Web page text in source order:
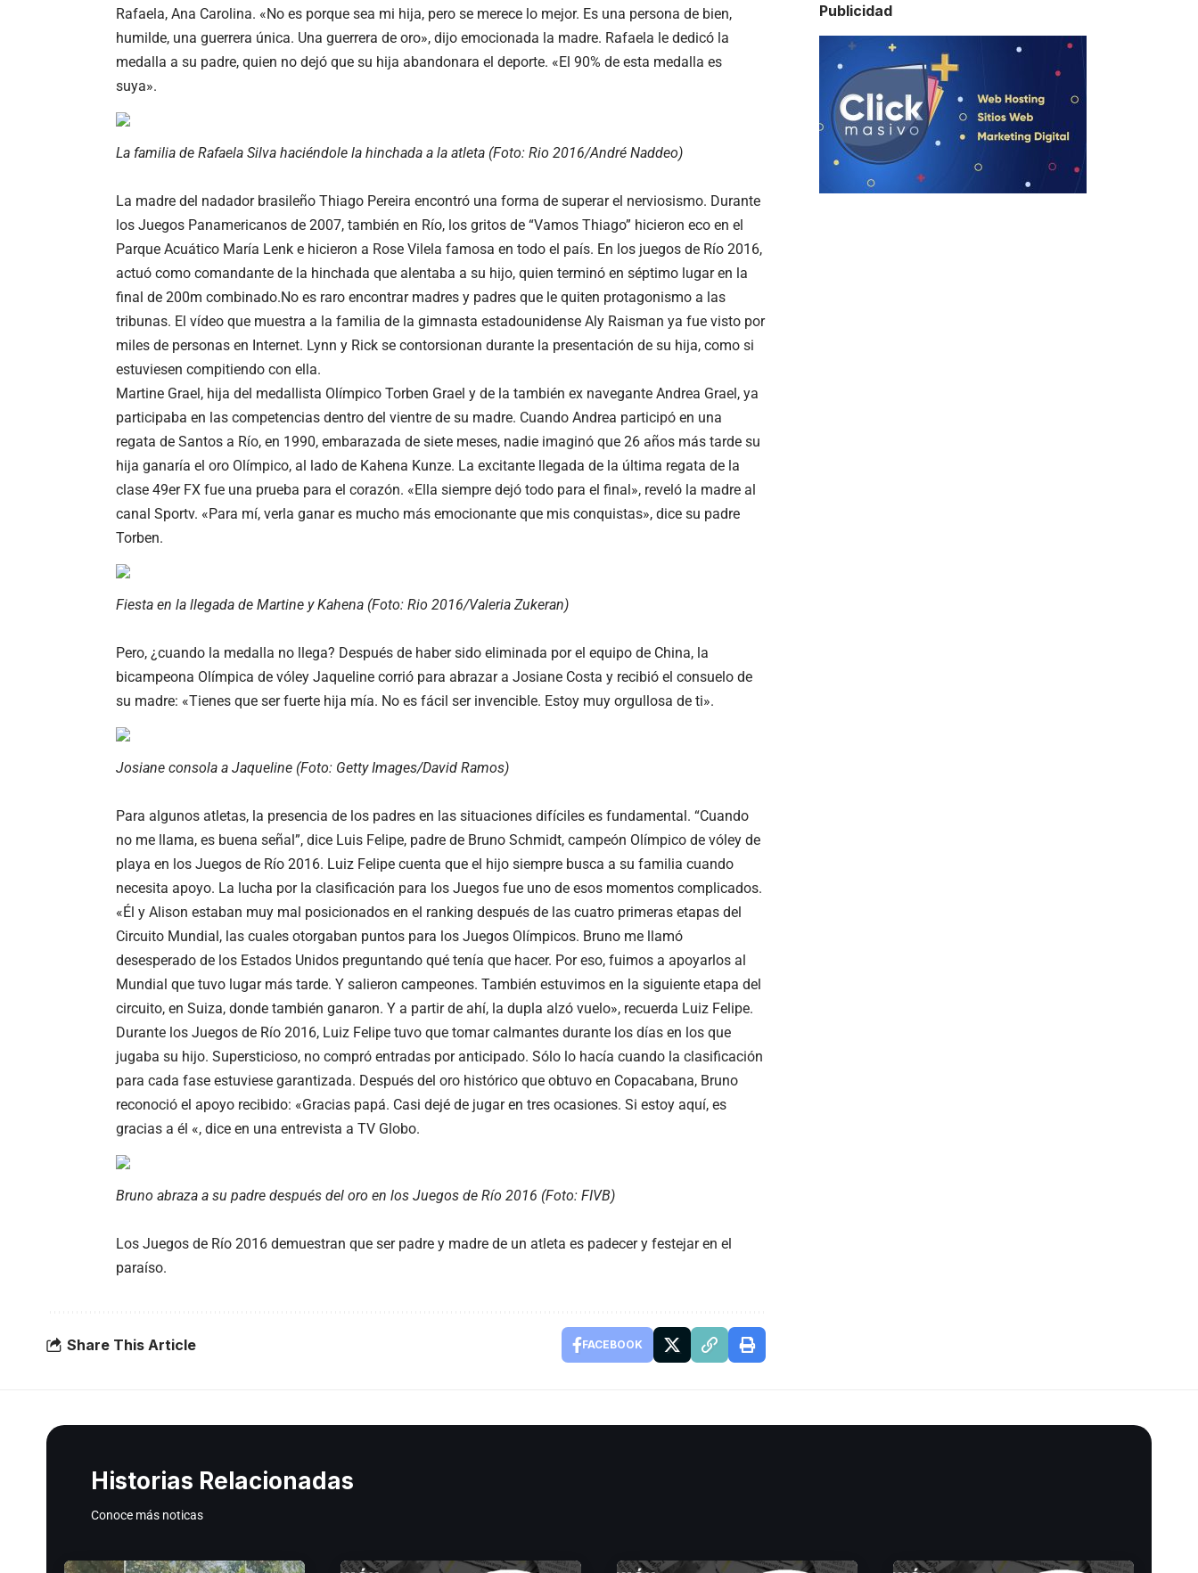
Rafaela, Ana Carolina. «No es porque sea mi hija, pero se merece lo mejor. Es una persona de bien,
humilde, una guerrera única. Una guerrera de oro», dijo emocionada la madre. Rafaela le dedicó la
medalla a su padre, quien no dejó que su hija abandonara el deporte. «El 90% de esta medalla es
suya».
La familia de Rafaela Silva haciéndole la hinchada a la atleta (Foto: Rio 2016/André Naddeo)
La madre del nadador brasileño Thiago Pereira encontró una forma de superar el nerviosismo. Durante
los Juegos Panamericanos de 2007, también en Río, los gritos de “Vamos Thiago” hicieron eco en el
Parque Acuático María Lenk e hicieron a Rose Vilela famosa en todo el país. En los juegos de Río 2016,
actuó como comandante de la hinchada que alentaba a su hijo, quien terminó en séptimo lugar en la
final de 200m combinado.No es raro encontrar madres y padres que le quiten protagonismo a las
tribunas. El vídeo que muestra a la familia de la gimnasta estadounidense Aly Raisman ya fue visto por
miles de personas en Internet. Lynn y Rick se contorsionan durante la presentación de su hija, como si
estuviesen compitiendo con ella.
Martine Grael, hija del medallista Olímpico Torben Grael y de la también ex navegante Andrea Grael, ya
participaba en las competencias dentro del vientre de su madre. Cuando Andrea participó en una
regata de Santos a Río, en 1990, embarazada de siete meses, nadie imaginó que 26 años más tarde su
hija ganaría el oro Olímpico, al lado de Kahena Kunze. La excitante llegada de la última regata de la
clase 49er FX fue una prueba para el corazón. «Ella siempre dejó todo para el final», reveló la madre al
canal Sportv. «Para mí, verla ganar es mucho más emocionante que mis conquistas», dice su padre
Torben.
Fiesta en la llegada de Martine y Kahena (Foto: Rio 2016/Valeria Zukeran)
Pero, ¿cuando la medalla no llega? Después de haber sido eliminada por el equipo de China, la
bicampeona Olímpica de vóley Jaqueline corrió para abrazar a Josiane Costa y recibió el consuelo de
su madre: «Tienes que ser fuerte hija mía. No es fácil ser invencible. Estoy muy orgullosa de ti».
Josiane consola a Jaqueline (Foto: Getty Images/David Ramos)
Para algunos atletas, la presencia de los padres en las situaciones difíciles es fundamental. “Cuando
no me llama, es buena señal”, dice Luis Felipe, padre de Bruno Schmidt, campeón Olímpico de vóley de
playa en los Juegos de Río 2016. Luiz Felipe cuenta que el hijo siempre busca a su familia cuando
necesita apoyo. La lucha por la clasificación para los Juegos fue uno de esos momentos complicados.
«Él y Alison estaban muy mal posicionados en el ranking después de las cuatro primeras etapas del
Circuito Mundial, las cuales otorgaban puntos para los Juegos Olímpicos. Bruno me llamó
desesperado de los Estados Unidos preguntando qué tenía que hacer. Por eso, fuimos a apoyarlos al
Mundial que tuvo lugar más tarde. Y salieron campeones. También estuvimos en la siguiente etapa del
circuito, en Suiza, donde también ganaron. Y a partir de ahí, la dupla alzó vuelo», recuerda Luiz Felipe.
Durante los Juegos de Río 2016, Luiz Felipe tuvo que tomar calmantes durante los días en los que
jugaba su hijo. Supersticioso, no compró entradas por anticipado. Sólo lo hacía cuando la clasificación
para cada fase estuviese garantizada. Después del oro histórico que obtuvo en Copacabana, Bruno
reconoció el apoyo recibido: «Gracias papá. Casi dejé de jugar en tres ocasiones. Si estoy aquí, es
gracias a él «, dice en una entrevista a TV Globo.
Bruno abraza a su padre después del oro en los Juegos de Río 2016 (Foto: FIVB)
Los Juegos de Río 2016 demuestran que ser padre y madre de un atleta es padecer y festejar en el
paraíso.
Share This Article FACEBOOK
Publicidad
Historias Relacionadas
Conoce más noticas